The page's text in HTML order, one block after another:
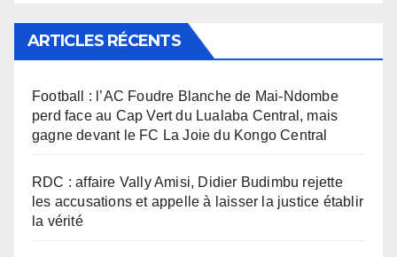
ARTICLES RÉCENTS
Football : l’AC Foudre Blanche de Mai-Ndombe
perd face au Cap Vert du Lualaba Central, mais
gagne devant le FC La Joie du Kongo Central
RDC : affaire Vally Amisi, Didier Budimbu rejette
les accusations et appelle à laisser la justice établir
la vérité